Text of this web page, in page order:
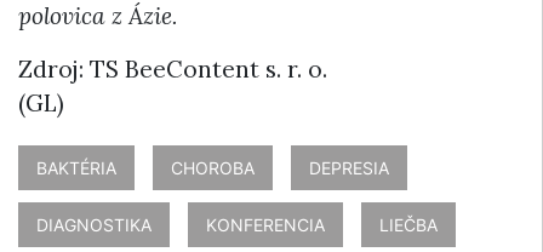
polovica z Ázie.
Zdroj: TS BeeContent s. r. o.
(GL)
BAKTÉRIA CHOROBA DEPRESIA
DIAGNOSTIKA KONFERENCIA LIEČBA